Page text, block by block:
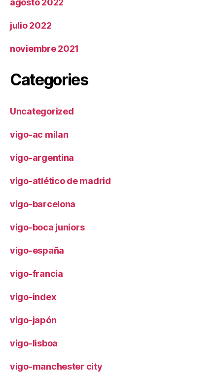
julio 2022
noviembre 2021
Categories
Uncategorized
vigo-ac milan
vigo-argentina
vigo-atlético de madrid
vigo-barcelona
vigo-boca juniors
vigo-españa
vigo-francia
vigo-index
vigo-japón
vigo-lisboa
vigo-manchester city